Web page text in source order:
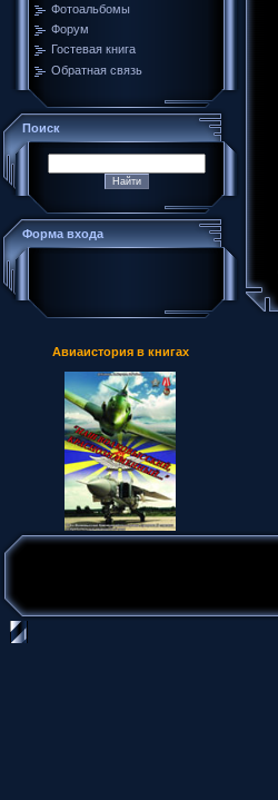
Фотоальбомы
Форум
Гостевая книга
Обратная связь
Поиск
Форма входа
Авиаистория в книгах